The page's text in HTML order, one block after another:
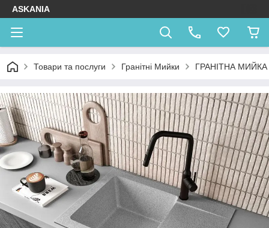
ASKANIA
Товари та послуги Гранітні Мийки ГРАНІТНА МИЙКА